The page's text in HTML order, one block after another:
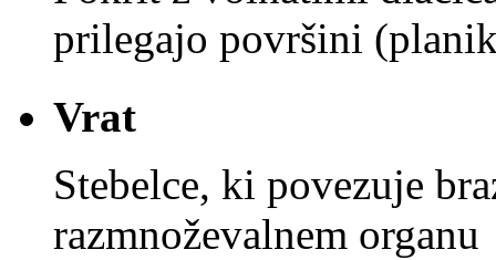
prilegajo površini
Vrat
Stebelce, ki povezuje
razmnoževalnem organu